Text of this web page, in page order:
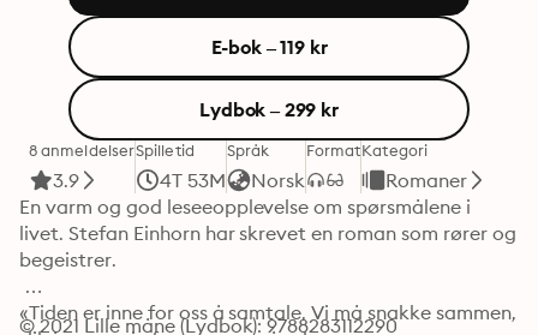
E-bok – 119 kr
Lydbok – 299 kr
8 anmeldelser
3.9
Spilletid
4T 53M
Språk
Norsk
FormatKategori
Romaner
En varm og god leseeopplevelse om spørsmålene i
livet. Stefan Einhorn har skrevet en roman som rører og
begeistrer.
«Tiden er inne for oss å samtale. Vi må snakke sammen,
© 2021 Lille måne (Lydbok): 9788283112290